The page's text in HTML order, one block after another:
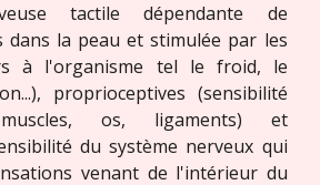
tactile dépendante de
dans la peau et stimulée par les
à l'organisme tel le froid, le
proprioceptives (sensibilité
os, ligaments) et
du système nerveux qui
venant de l'intérieur du